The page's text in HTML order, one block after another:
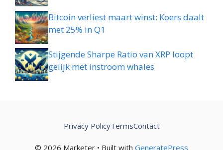
Bitcoin verliest maart winst: Koers daalt
met 25% in Q1
Stijgende Sharpe Ratio van XRP loopt
gelijk met instroom whales
© 2026 Marketer • Built with GeneratePress
Privacy PolicyTermsContact